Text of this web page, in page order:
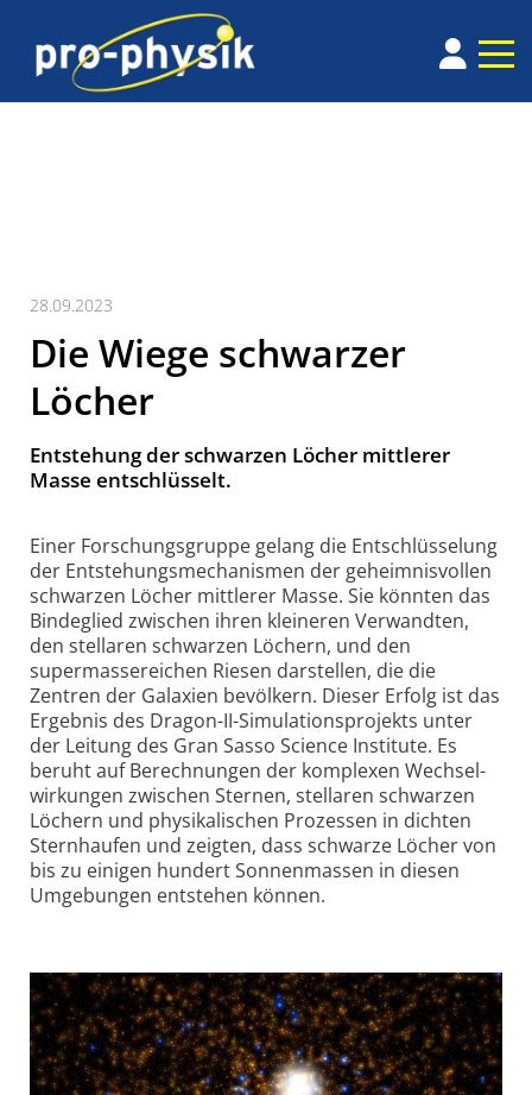
28.09.2023
Die Wiege schwarzer
Löcher
Entstehung der schwarzen Löcher mittlerer
Masse entschlüsselt.
Einer Forschungsgruppe gelang die Entschlüsselung
der Entstehungs­mechanismen der geheimnisvollen
schwarzen Löcher mittlerer Masse. Sie könnten das
Bindeglied zwischen ihren kleineren Verwandten,
den stellaren schwarzen Löchern, und den
supermasse­reichen Riesen darstellen, die die
Zentren der Galaxien bevölkern. Dieser Erfolg ist das
Ergebnis des Dragon-II-Simulations­projekts unter
der Leitung des Gran Sasso Science Institute. Es
beruht auf Berechnungen der komplexen Wechsel­
wirkungen zwischen Sternen, stellaren schwarzen
Löchern und physikalischen Prozessen in dichten
Sternhaufen und zeigten, dass schwarze Löcher von
bis zu einigen hundert Sonnenmassen in diesen
Umgebungen entstehen können.